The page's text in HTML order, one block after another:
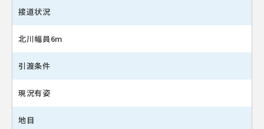
接道状況
北川幅員6m
引渡条件
現況有姿
地目